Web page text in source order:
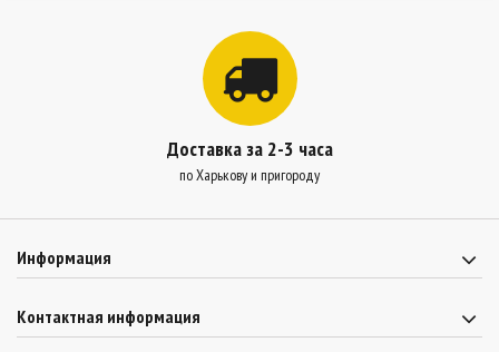
Доставка за 2-3 часа
по Харькову и пригороду
Информация
Контактная информация